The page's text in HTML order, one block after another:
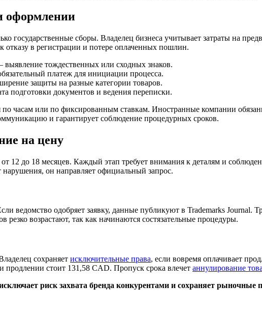
оформлении
государственные сборы. Владелец бизнеса учитывает затраты на
отказу в регистрации и потере оплаченных пошлин.
тождественных или сходных знаков.
платеж для инициации процесса.
защиты на разные категории товаров.
подготовки документов и ведения переписки.
часам или по фиксированным ставкам. Иностранные компании обязаны
и гарантирует соблюдение процедурных сроков.
на цену
12 до 18 месяцев. Каждый этап требует внимания к деталям и
нарушения, он направляет официальный запрос.
ведомство одобряет заявку, данные публикуют в Trademarks Journal.
возрастают, так как начинаются состязательные процедуры.
сохраняет исключительные права, если вовремя оплачивает
стоит 131,58 CAD. Пропуск срока влечет аннулирование
риск захвата бренда конкурентами и сохраняет рыночные